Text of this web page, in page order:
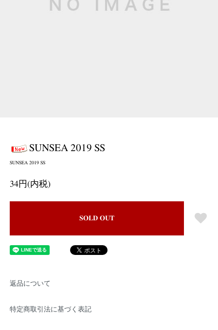
SUNSEA 2019 SS
SUNSEA 2019 SS
34円(内税)
SOLD OUT
返品について
特定商取引法に基づく表記